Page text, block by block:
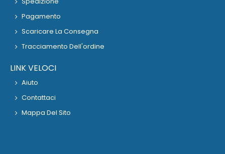
Pagamento
Scaricare La Consegna
Tracciamento Dell'ordine
LINK VELOCI
Aiuto
Contattaci
Mappa Del Sito